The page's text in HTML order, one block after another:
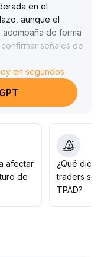
en el
aunque el
de forma
señales de
el rango de
resistencia,
basada en rangos
o el
se debe ejecutar
la
de riesgos.
en segundos
afectar
de
¿Qué
traders
TPAD?